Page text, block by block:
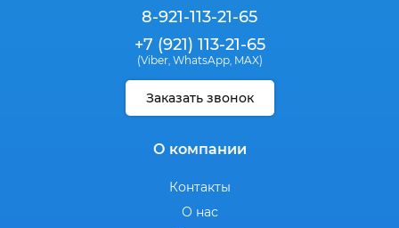
8-921-113-21-65
+7 (921) 113-21-65
(Viber, WhatsApp, MAX)
Заказать звонок
О компании
Контакты
О нас